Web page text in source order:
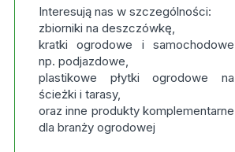
Interesują nas w szczególności:
zbiorniki na deszczówkę,
kratki ogrodowe i samochodowe
np. podjazdowe,
plastikowe płytki ogrodowe na
ścieżki i tarasy,
oraz inne produkty komplementarne
dla branży ogrodowej